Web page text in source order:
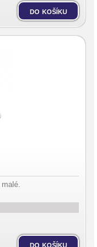
do košíku
do košíku